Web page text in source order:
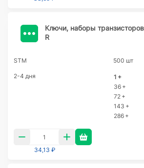
Ключи, наборы
R
STM 500 шт
2-4 дня 1 +
36 +
72 +
143 +
286 +
34,13 ₽